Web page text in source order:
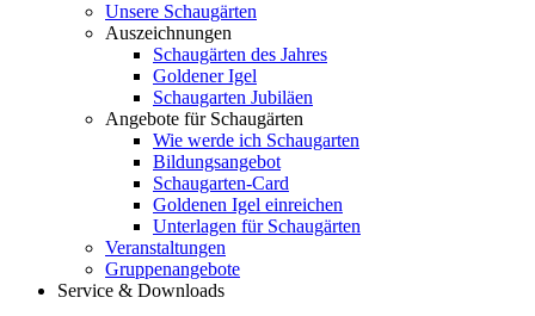
Unsere Schaugärten
Auszeichnungen
Schaugärten des Jahres
Goldener Igel
Schaugarten Jubiläen
Angebote für Schaugärten
Wie werde ich Schaugarten
Bildungsangebot
Schaugarten-Card
Goldenen Igel einreichen
Unterlagen für Schaugärten
Veranstaltungen
Gruppenangebote
Service & Downloads